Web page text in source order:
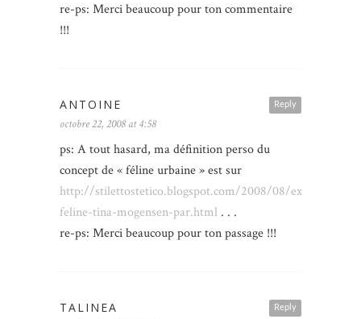
re-ps: Merci beaucoup pour ton commentaire
!!!
Reply
ANTOINE
octobre 22, 2008 at 4:58
ps: A tout hasard, ma définition perso du
concept de « féline urbaine » est sur
http://stilettostetico.blogspot.com/2008/08/exquisite-
feline-tina-mogensen-par.html . . .
re-ps: Merci beaucoup pour ton passage !!!
Reply
TALINEA